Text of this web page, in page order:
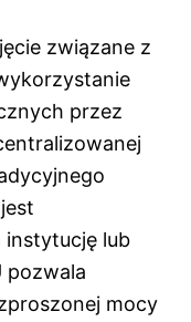
związane z
przez
lub
pozwala
mocy